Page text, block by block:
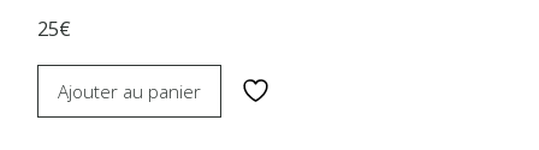
25€
Ajouter au panier